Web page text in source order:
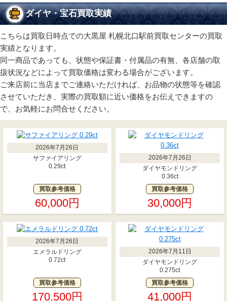
ダイヤ・宝石買取実績
こちらは買取日時点での大黒屋 札幌北口駅前買取センターの買取
実績となります。
同一商品であっても、状態や保証書・付属品の有無、各店舗の取
扱状況などによって買取価格は変わる場合がございます。
ご来店前に当店までご連絡いただければ、お品物の状態等を確認
させていただき、実際の買取額に近い価格をお伝えできますの
で、お気軽にお問合せください。
2026年7月26日
サファイアリング
0.29ct
買取参考価格
60,000円
2026年7月26日
ダイヤモンドリング
0.36ct
買取参考価格
30,000円
2026年7月26日
エメラルドリング
0.72ct
買取参考価格
170,500円
2026年7月11日
ダイヤモンドリング
0.275ct
買取参考価格
41,000円